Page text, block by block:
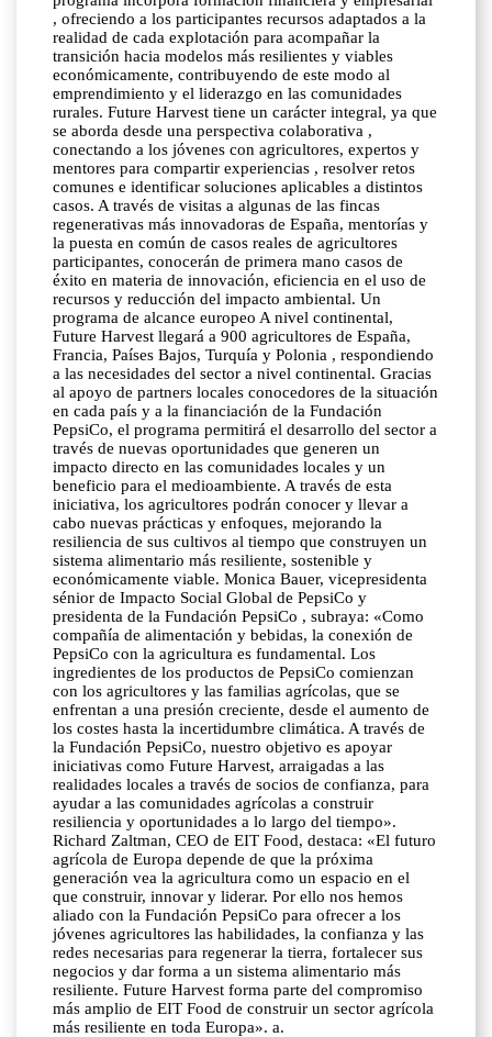
, ofreciendo a los participantes recursos adaptados a la
realidad de cada explotación para acompañar la
transición hacia modelos más resilientes y viables
económicamente, contribuyendo de este modo al
emprendimiento y el liderazgo en las comunidades
rurales. Future Harvest tiene un carácter integral, ya que
se aborda desde una perspectiva colaborativa ,
conectando a los jóvenes con agricultores, expertos y
mentores para compartir experiencias , resolver retos
comunes e identificar soluciones aplicables a distintos
casos. A través de visitas a algunas de las fincas
regenerativas más innovadoras de España, mentorías y
la puesta en común de casos reales de agricultores
participantes, conocerán de primera mano casos de
éxito en materia de innovación, eficiencia en el uso de
recursos y reducción del impacto ambiental. Un
programa de alcance europeo A nivel continental,
Future Harvest llegará a 900 agricultores de España,
Francia, Países Bajos, Turquía y Polonia , respondiendo
a las necesidades del sector a nivel continental. Gracias
al apoyo de partners locales conocedores de la situación
en cada país y a la financiación de la Fundación
PepsiCo, el programa permitirá el desarrollo del sector a
través de nuevas oportunidades que generen un
impacto directo en las comunidades locales y un
beneficio para el medioambiente. A través de esta
iniciativa, los agricultores podrán conocer y llevar a
cabo nuevas prácticas y enfoques, mejorando la
resiliencia de sus cultivos al tiempo que construyen un
sistema alimentario más resiliente, sostenible y
económicamente viable. Monica Bauer, vicepresidenta
sénior de Impacto Social Global de PepsiCo y
presidenta de la Fundación PepsiCo , subraya: «Como
compañía de alimentación y bebidas, la conexión de
PepsiCo con la agricultura es fundamental. Los
ingredientes de los productos de PepsiCo comienzan
con los agricultores y las familias agrícolas, que se
enfrentan a una presión creciente, desde el aumento de
los costes hasta la incertidumbre climática. A través de
la Fundación PepsiCo, nuestro objetivo es apoyar
iniciativas como Future Harvest, arraigadas a las
realidades locales a través de socios de confianza, para
ayudar a las comunidades agrícolas a construir
resiliencia y oportunidades a lo largo del tiempo».
Richard Zaltman, CEO de EIT Food, destaca: «El futuro
agrícola de Europa depende de que la próxima
generación vea la agricultura como un espacio en el
que construir, innovar y liderar. Por ello nos hemos
aliado con la Fundación PepsiCo para ofrecer a los
jóvenes agricultores las habilidades, la confianza y las
redes necesarias para regenerar la tierra, fortalecer sus
negocios y dar forma a un sistema alimentario más
resiliente. Future Harvest forma parte del compromiso
más amplio de EIT Food de construir un sector agrícola
más resiliente en toda Europa». a.